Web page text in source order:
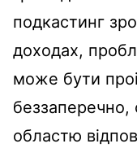
подкастинг
доходах,
може бути
областю